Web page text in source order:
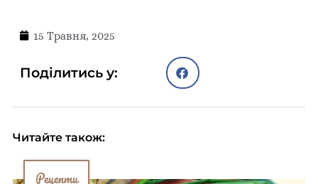
15 Травня, 2025
Поділитись у:
Читайте також:
Рецепти